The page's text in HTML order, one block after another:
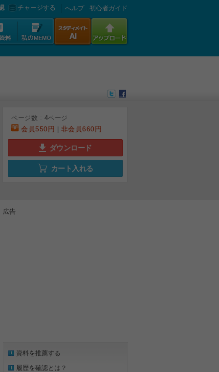
チャージする へルプ 初心者ガイド
ページ数 : 4ページ
会員550円 非会員660円
ダウンロード
カート入れる
広告
資料を推薦する
履歴を確認とは？